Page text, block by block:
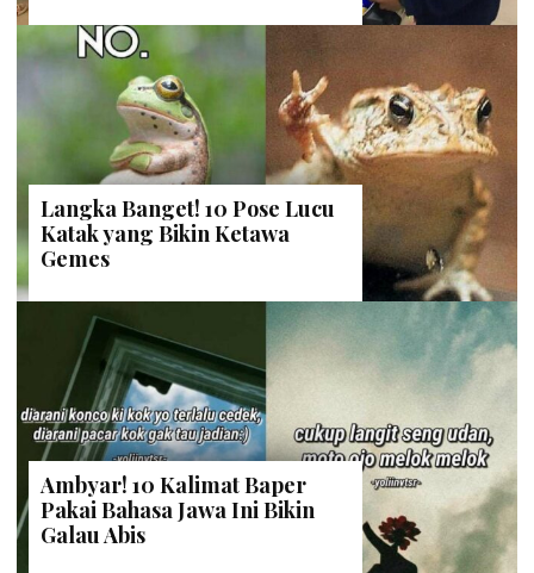
Langka Banget! 10 Pose Lucu
Katak yang Bikin Ketawa
Gemes
Ambyar! 10 Kalimat Baper
Pakai Bahasa Jawa Ini Bikin
Galau Abis